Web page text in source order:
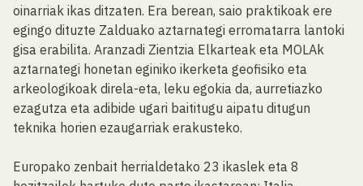
oinarriak ikas ditzaten. Era berean, saio praktikoak ere
egingo dituzte Zalduako aztarnategi erromatarra lantoki
gisa erabilita. Aranzadi Zientzia Elkarteak eta MOLAk
aztarnategi honetan eginiko ikerketa geofisiko eta
arkeologikoak direla-eta, leku egokia da, aurretiazko
ezagutza eta adibide ugari baititugu aipatu ditugun
teknika horien ezaugarriak erakusteko.
Europako zenbait herrialdetako 23 ikaslek eta 8